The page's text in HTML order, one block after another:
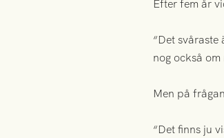
Efter fem år
“Det
nog också
Men på
“Det finns ju